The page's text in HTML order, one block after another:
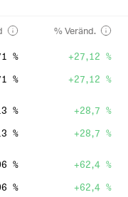
% Veränd.
% +27,12 %
% +27,12 %
% +28,7 %
% +28,7 %
% +62,4 %
% +62,4 %